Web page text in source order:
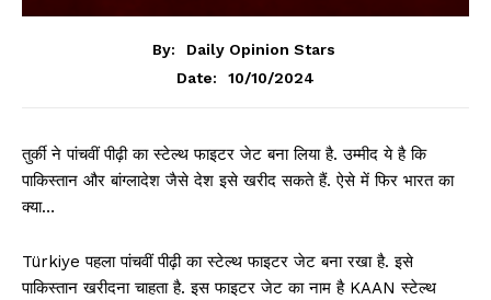
By:
Daily Opinion Stars
Date:
10/10/2024
तुर्की ने पांचवीं पीढ़ी का स्टेल्थ फाइटर जेट बना लिया है. उम्मीद ये है कि
पाकिस्तान और बांग्लादेश जैसे देश इसे खरीद सकते हैं. ऐसे में फिर भारत का
क्या…
Türkiye पहला पांचवीं पीढ़ी का स्टेल्थ फाइटर जेट बना रखा है. इसे
पाकिस्तान खरीदना चाहता है. इस फाइटर जेट का नाम है KAAN स्टेल्थ